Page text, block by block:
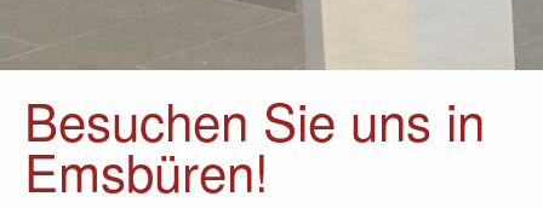
Besuchen Sie uns in
Emsbüren!